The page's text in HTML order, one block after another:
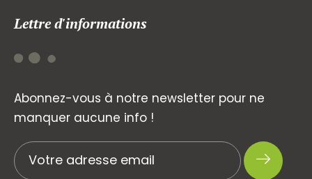
Lettre d'informations
Abonnez-vous à notre newsletter pour ne
manquer aucune info !